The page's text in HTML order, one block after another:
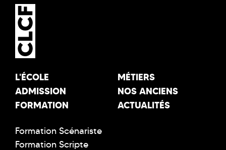
L'ÉCOLE
ADMISSION
FORMATION
MÉTIERS
NOS ANCIENS
ACTUALITÉS
Formation Scénariste
Formation Scripte